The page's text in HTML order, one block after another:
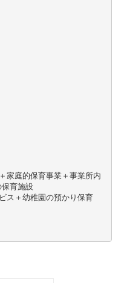
家庭的保育事業＋事業所内
育施設
ス＋幼稚園の預かり保育